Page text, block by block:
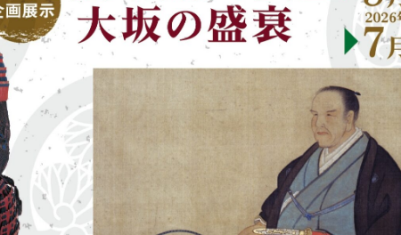
NHK大河ドラマ特別展「豊臣兄弟！」
2026年7月8日(水)～8月31日(月) / 大阪歴史博物館
大阪市立美術
2026年7月11日(